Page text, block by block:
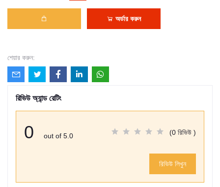
অর্ডার করুন
শেয়ার করুন:
রিভিউ অ্যান্ড রেটিং
0 out of 5.0 (0 রিভিউ )
রিভিউ লিখুন